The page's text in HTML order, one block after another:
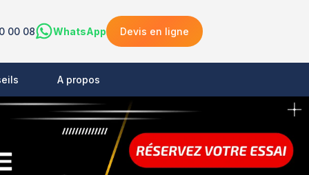
00 08 WhatsApp Devis en ligne
A propos